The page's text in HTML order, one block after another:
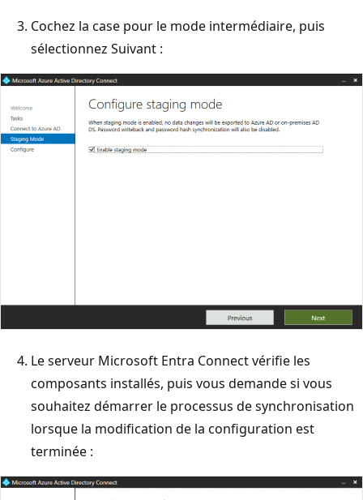
Cochez la case pour le mode intermédiaire, puis
sélectionnez Suivant :
Le serveur Microsoft Entra Connect vérifie les
composants installés, puis vous demande si vous
souhaitez démarrer le processus de synchronisation
lorsque la modification de la configuration est
terminée :